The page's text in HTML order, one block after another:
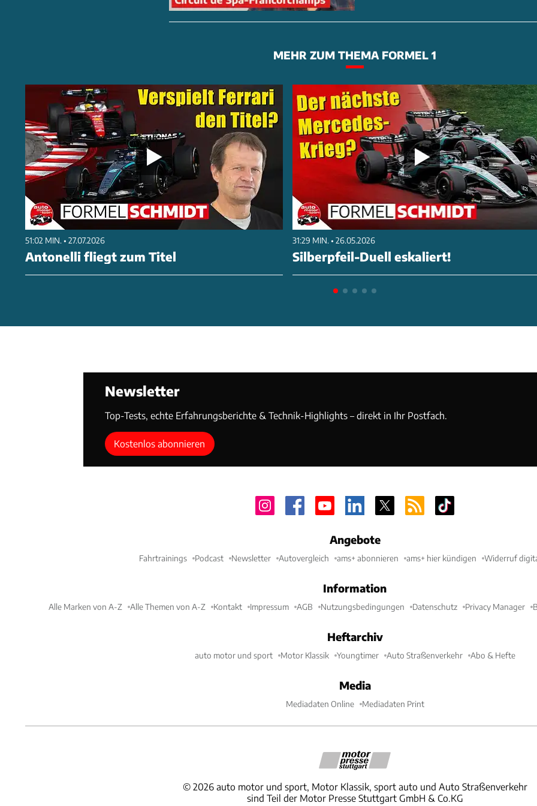
MEHR ZUM THEMA FORMEL 1
51:02 MIN. • 27.07.2026
Antonelli fliegt zum Titel
31:29 MIN. • 26.05.2026
Silberpfeil-Duell eskaliert!
Newsletter
Top-Tests, echte Erfahrungsberichte & Technik-Highlights – direkt in Ihr Postfach.
Kostenlos abonnieren
Angebote
Fahrtrainings Podcast Newsletter Autovergleich ams+ abonnieren ams+ hier kündigen Widerruf
Information
Alle Marken von A-Z Alle Themen von A-Z Kontakt Impressum AGB Nutzungsbedingungen Datenschutz Privacy Manager
Heftarchiv
auto motor und sport Motor Klassik Youngtimer Auto Straßenverkehr Abo & Hefte
Media
Mediadaten Online Mediadaten Print
© 2026 auto motor und sport, Motor Klassik, sport auto und Auto Straßenverkehr
sind Teil der Motor Presse Stuttgart GmbH & Co.KG